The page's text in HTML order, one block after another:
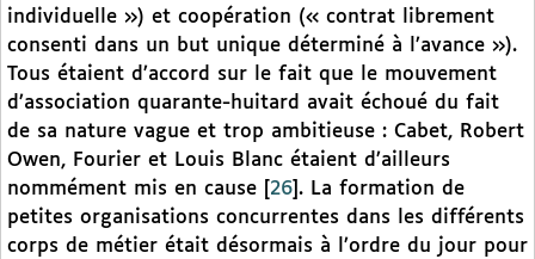
individuelle ») et coopération (« contrat librement
consenti dans un but unique déterminé à l’avance »).
Tous étaient d’accord sur le fait que le mouvement
d’association quarante-huitard avait échoué du fait
de sa nature vague et trop ambitieuse : Cabet, Robert
Owen, Fourier et Louis Blanc étaient d’ailleurs
nommément mis en cause
26 . La formation de
petites organisations concurrentes dans les différents
corps de métier était désormais à l’ordre du jour pour